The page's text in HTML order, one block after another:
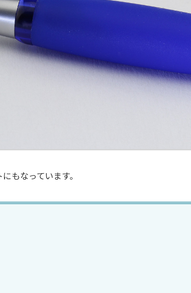
もなっています。